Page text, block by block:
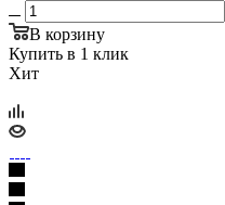
В корзину
Купить в 1 клик
Хит